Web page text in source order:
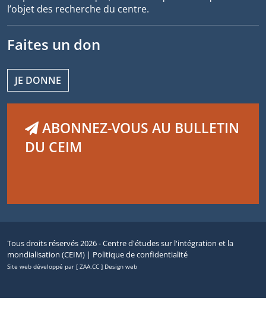
l’objet des recherche du centre.
Faites un don
JE DONNE
ABONNEZ-VOUS AU BULLETIN
DU CEIM
Tous droits réservés 2026 - Centre d'études sur l'intégration et la
mondialisation (CEIM) | Politique de confidentialité
Site web développé par [ ZAA.CC ] Design web